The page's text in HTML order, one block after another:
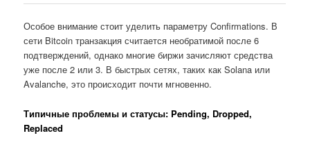
Особое внимание стоит уделить параметру Confirmations. В
сети Bitcoin транзакция считается необратимой после 6
подтверждений, однако многие биржи зачисляют средства
уже после 2 или 3. В быстрых сетях, таких как Solana или
Avalanche, это происходит почти мгновенно.
Типичные проблемы и статусы: Pending, Dropped,
Replaced